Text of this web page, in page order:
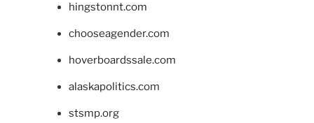
hingstonnt.com
chooseagender.com
hoverboardssale.com
alaskapolitics.com
stsmp.org